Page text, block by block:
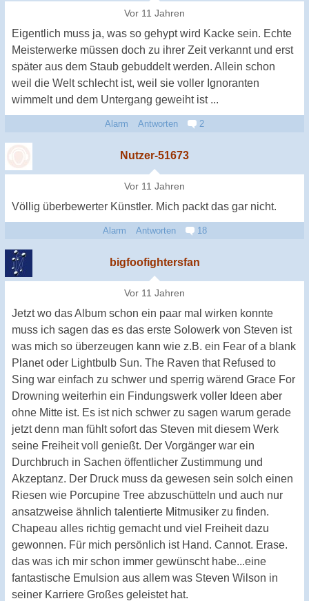
Vor 11 Jahren
Eigentlich muss ja, was so gehypt wird Kacke sein. Echte
Meisterwerke müssen doch zu ihrer Zeit verkannt und erst
später aus dem Staub gebuddelt werden. Allein schon
weil die Welt schlecht ist, weil sie voller Ignoranten
wimmelt und dem Untergang geweiht ist ...
Alarm Antworten 2
Nutzer-51673
Vor 11 Jahren
Völlig überbewerter Künstler. Mich packt das gar nicht.
Alarm Antworten 18
bigfoofightersfan
Vor 11 Jahren
Jetzt wo das Album schon ein paar mal wirken konnte
muss ich sagen das es das erste Solowerk von Steven ist
was mich so überzeugen kann wie z.B. ein Fear of a blank
Planet oder Lightbulb Sun. The Raven that Refused to
Sing war einfach zu schwer und sperrig wärend Grace For
Drowning weiterhin ein Findungswerk voller Ideen aber
ohne Mitte ist. Es ist nich schwer zu sagen warum gerade
jetzt denn man fühlt sofort das Steven mit diesem Werk
seine Freiheit voll genießt. Der Vorgänger war ein
Durchbruch in Sachen öffentlicher Zustimmung und
Akzeptanz. Der Druck muss da gewesen sein solch einen
Riesen wie Porcupine Tree abzuschütteln und auch nur
ansatzweise ähnlich talentierte Mitmusiker zu finden.
Chapeau alles richtig gemacht und viel Freiheit dazu
gewonnen. Für mich persönlich ist Hand. Cannot. Erase.
das was ich mir schon immer gewünscht habe...eine
fantastische Emulsion aus allem was Steven Wilson in
seiner Karriere Großes geleistet hat.